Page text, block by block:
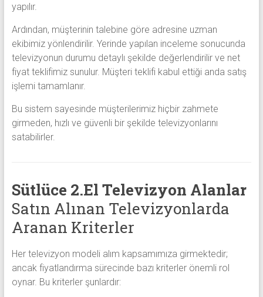
yapılır.
Ardından, müşterinin talebine göre adresine uzman
ekibimiz yönlendirilir. Yerinde yapılan inceleme sonucunda
televizyonun durumu detaylı şekilde değerlendirilir ve net
fiyat teklifimiz sunulur. Müşteri teklifi kabul ettiği anda satış
işlemi tamamlanır.
Bu sistem sayesinde müşterilerimiz hiçbir zahmete
girmeden, hızlı ve güvenli bir şekilde televizyonlarını
satabilirler.
Sütlüce 2.El Televizyon Alanlar
Satın Alınan Televizyonlarda
Aranan Kriterler
Her televizyon modeli alım kapsamımıza girmektedir;
ancak fiyatlandırma sürecinde bazı kriterler önemli rol
oynar. Bu kriterler şunlardır: